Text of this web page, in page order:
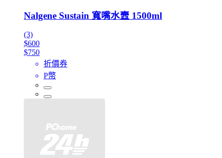
Nalgene Sustain 寬嘴水壼 1500ml
(3)
$600
$750
折價券
P幣